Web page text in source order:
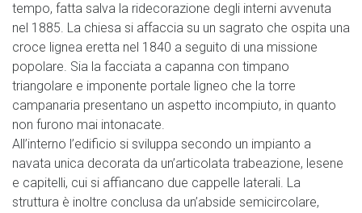
tempo, fatta salva la ridecorazione degli interni avvenuta
nel 1885. La chiesa si affaccia su un sagrato che ospita una
croce lignea eretta nel 1840 a seguito di una missione
popolare. Sia la facciata a capanna con timpano
triangolare e imponente portale ligneo che la torre
campanaria presentano un aspetto incompiuto, in quanto
non furono mai intonacate.
All’interno l’edificio si sviluppa secondo un impianto a
navata unica decorata da un’articolata trabeazione, lesene
e capitelli, cui si affiancano due cappelle laterali. La
struttura è inoltre conclusa da un’abside semicircolare,